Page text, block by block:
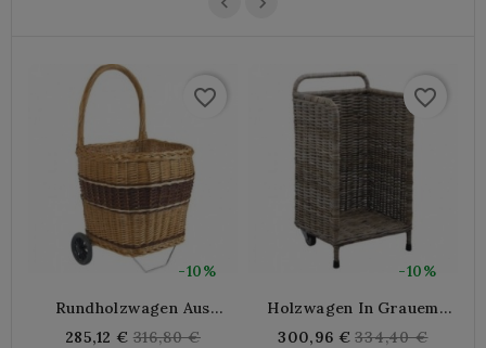
-10%
favorite_border
Rundholzwagen Aus
285,12 € Regular
316,80 €
-10%
favorite_border
Holzwagen In Grauem
300,96 € Regular
334,40 €